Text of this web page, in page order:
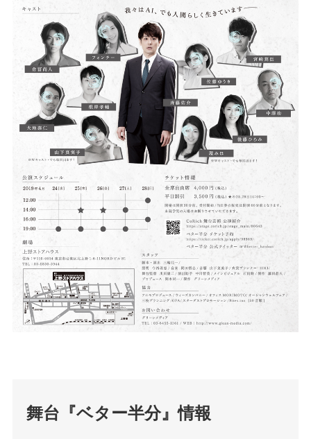
舞台『ベター半分』情報